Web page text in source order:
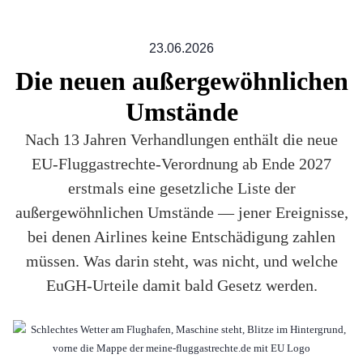
23.06.2026
Die neuen außergewöhnlichen
Umstände
Nach 13 Jahren Verhandlungen enthält die neue
EU-Fluggastrechte-Verordnung ab Ende 2027
erstmals eine gesetzliche Liste der
außergewöhnlichen Umstände — jener Ereignisse,
bei denen Airlines keine Entschädigung zahlen
müssen. Was darin steht, was nicht, und welche
EuGH-Urteile damit bald Gesetz werden.